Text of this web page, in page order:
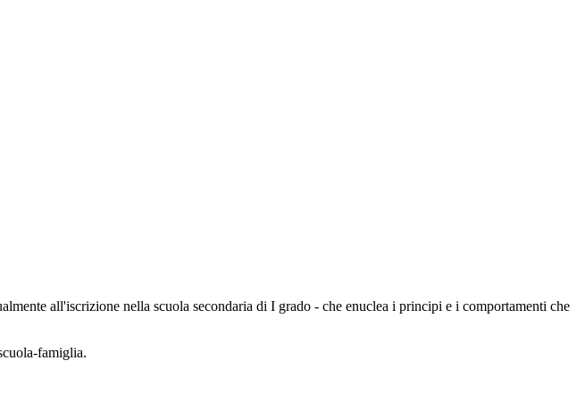
all'iscrizione nella scuola secondaria di I grado - che enuclea i principi e i comportamenti che
famiglia.